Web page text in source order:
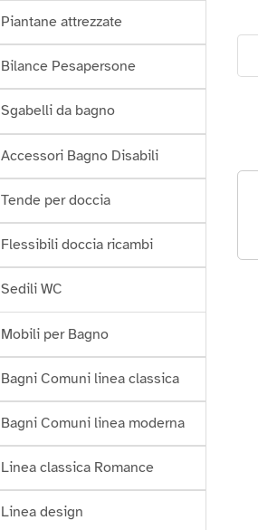
Piantane attrezzate
Bilance Pesapersone
Sgabelli da bagno
Accessori Bagno Disabili
Tende per doccia
Flessibili doccia ricambi
Sedili WC
Mobili per Bagno
Bagni Comuni linea classica
Bagni Comuni linea moderna
Linea classica Romance
Linea design